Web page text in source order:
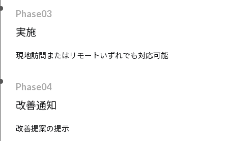
Phase03
実施
現地訪問またはリモートいずれでも対応可能
Phase04
改善通知
改善提案の提示